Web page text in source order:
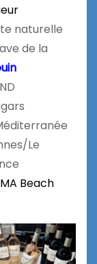
naturelle
de la
Le
Beach